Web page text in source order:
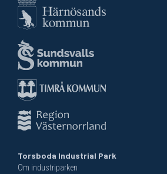
Torsboda Industrial Park
Om industriparken